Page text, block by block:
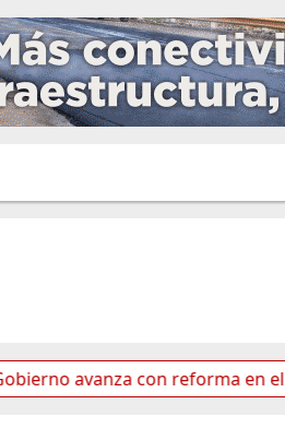
con reforma en el Senado